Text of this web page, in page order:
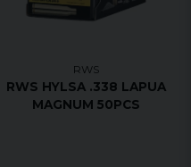
RWS
RWS HYLSA .338 LAPUA
MAGNUM 50PCS